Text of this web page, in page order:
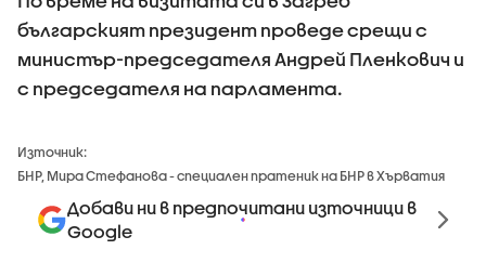
българският президент проведе срещи с
министър-председателя Андрей Пленкович и
с председателя на парламента.
Източник:
БНР, Мира Стефанова - специален пратеник на БНР в Хърватия
Добави ни в предпочитани източници в
Google